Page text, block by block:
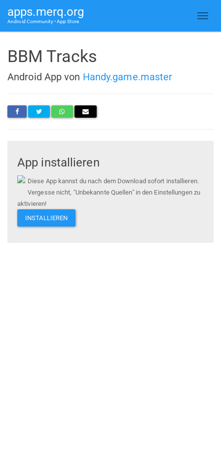
apps.merq.org
Android Community • App Store
BBM Tracks
Android App von Handy.game.master
App installieren
Diese App kannst du nach dem Download sofort installieren.
Vergesse nicht, "Unbekannte Quellen" in den Einstellungen zu
aktivieren!
INSTALLIEREN